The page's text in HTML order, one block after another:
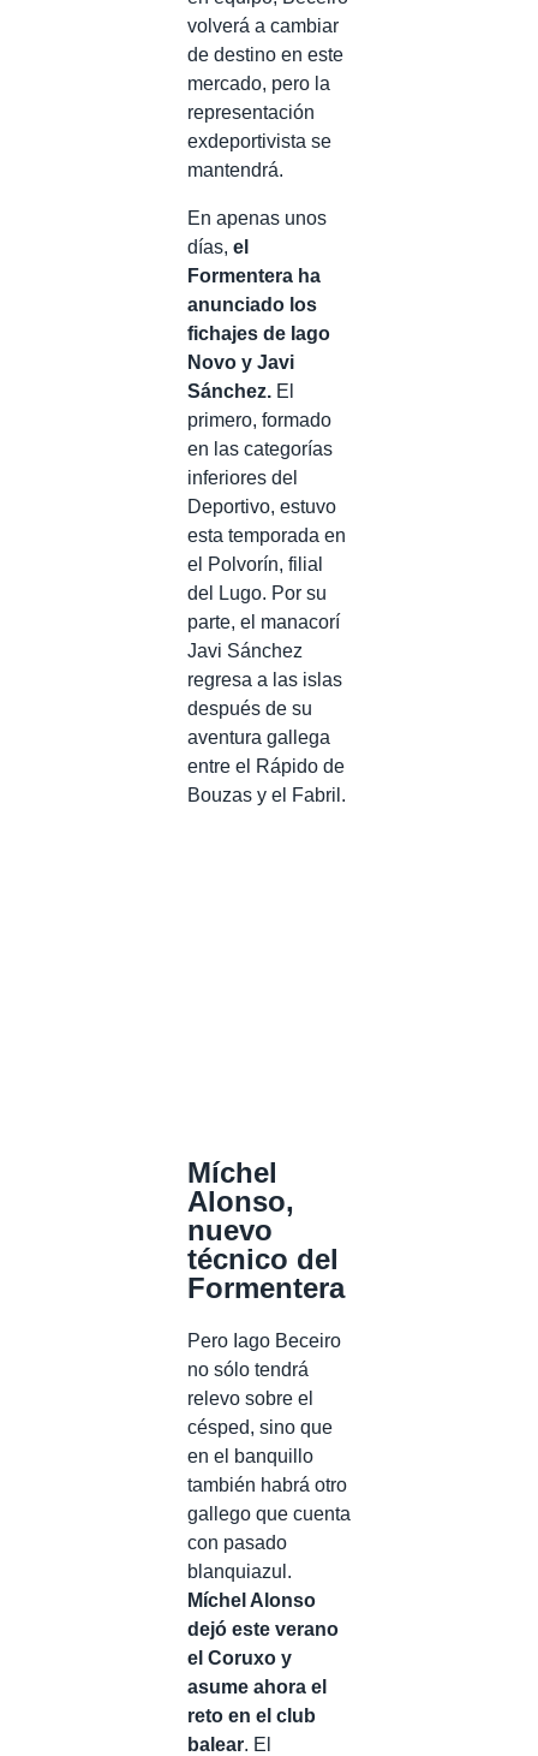
volverá a cambiar
de destino en este
mercado, pero la
representación
exdeportivista se
mantendrá.
En apenas unos
días, el
Formentera ha
anunciado los
fichajes de Iago
Novo y Javi
Sánchez. El
primero, formado
en las categorías
inferiores del
Deportivo, estuvo
esta temporada en
el Polvorín, filial
del Lugo. Por su
parte, el manacorí
Javi Sánchez
regresa a las islas
después de su
aventura gallega
entre el Rápido de
Bouzas y el Fabril.
Míchel
Alonso,
nuevo
técnico del
Formentera
Pero Iago Beceiro
no sólo tendrá
relevo sobre el
césped, sino que
en el banquillo
también habrá otro
gallego que cuenta
con pasado
blanquiazul.
Míchel Alonso
dejó este verano
el Coruxo y
asume ahora el
reto en el club
balear. El